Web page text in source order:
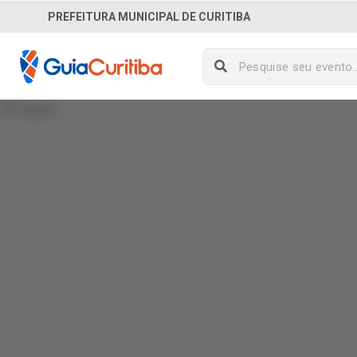
PREFEITURA MUNICIPAL DE CURITIBA